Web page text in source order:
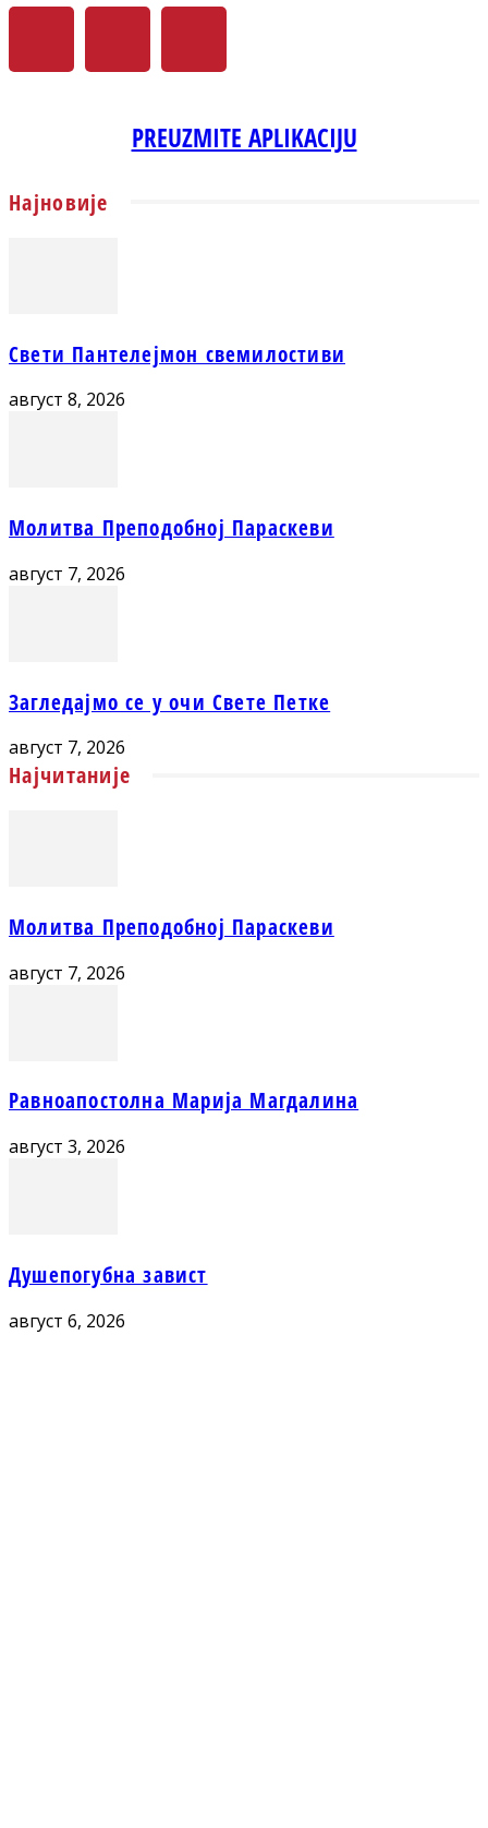
PREUZMITE APLIKACIJU
Најновије
Свети Пантелејмон свемилостиви
август 8, 2026
Молитва Преподобној Параскеви
август 7, 2026
Загледајмо се у очи Свете Петке
август 7, 2026
Најчитаније
Молитва Преподобној Параскеви
август 7, 2026
Равноапостолна Марија Магдалина
август 3, 2026
Душепогубна завист
август 6, 2026